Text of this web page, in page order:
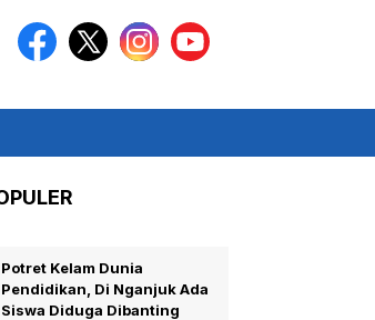
Potret Kelam Dunia
Pendidikan, Di Nganjuk Ada
Siswa Diduga Dibanting